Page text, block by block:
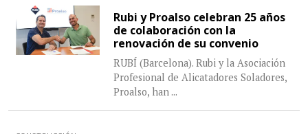
Rubi y Proalso celebran 25 años
de colaboración con la
renovación de su convenio
RUBÍ (Barcelona). Rubi y la Asociación
Profesional de Alicatadores Soladores,
Proalso, han ...